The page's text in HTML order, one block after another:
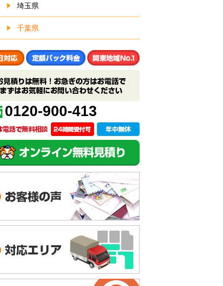
埼玉県
千葉県
0120-900-413